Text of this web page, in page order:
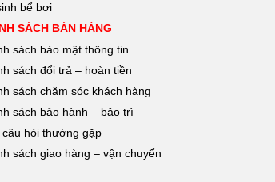
bể bơi
SÁCH BÁN HÀNG
sách bảo mật thông tin
sách đổi trả – hoàn tiền
sách chăm sóc khách hàng
sách bảo hành – bảo trì
câu hỏi thường gặp
sách giao hàng – vận chuyển